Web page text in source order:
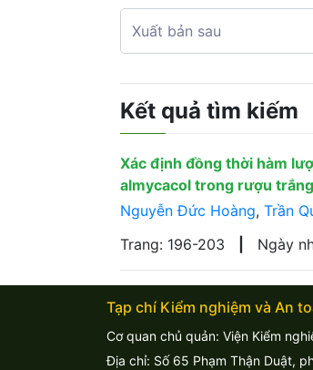
Kết quả tìm kiếm
Xác định đồng thời hàm
almycacol trong rượu
Nguyễn Đức Hoàng, Trần
Trang: 196-203
Ngày
Tạp chí Kiểm nghiệm và An
Cơ quan chủ quản: Viện Kiểm
Địa chỉ: Số 65 Phạm Thận Duật,